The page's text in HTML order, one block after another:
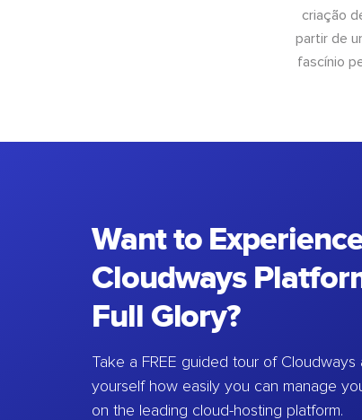
criação
partir de
fascínio
Want to
Cloudways
Full Glory?
Take a FREE guided tour of
yourself how easily you can manage
on the leading cloud-hosting platform.